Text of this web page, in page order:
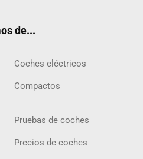
de...
Coches eléctricos
Compactos
Pruebas de coches
Precios de coches